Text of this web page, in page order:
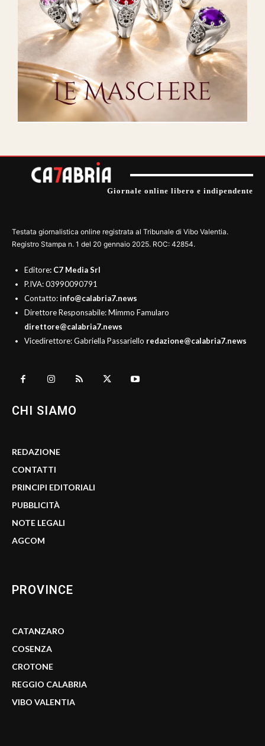
Giornale online libero e indipendente
Testata giornalistica online registrata al Tribunale di Vibo Valentia.
Registro Stampa n. 1 del 20 gennaio 2025. ROC: 42854.
Editore: C7 Media Srl
P.IVA: 03990090791
Contatto:info@calabria7.news
Direttore Responsabile: Mimmo Famularo
direttore@calabria7.news
Vicedirettore: Gabriella Passariello redazione@calabria7.news
CHI SIAMO
REDAZIONE
CONTATTI
PRINCIPI EDITORIALI
PUBBLICITÀ
NOTE LEGALI
AGCOM
PROVINCE
CATANZARO
COSENZA
CROTONE
REGGIO CALABRIA
VIBO VALENTIA